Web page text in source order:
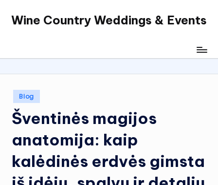
SkipWine Country Weddings & Events
Posted
in
Blog
Šventinės magijos
anatomija: kaip
kalėdinės erdvės gimsta